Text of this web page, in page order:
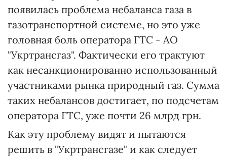
появилась проблема небаланса газа в
газотранспортной системе, но это уже
головная боль оператора ГТС - АО
"Укртрансгаз". Фактически его трактуют
как несанкционированно использованный
участниками рынка природный газ. Сумма
таких небалансов достигает, по подсчетам
оператора ГТС, уже почти 26 млрд грн.
Как эту проблему видят и пытаются
решить в "Укртрансгазе" и как следует